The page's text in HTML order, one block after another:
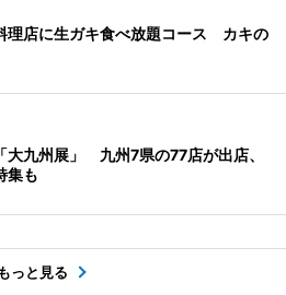
理店に生ガキ食べ放題コース カキの
大九州展」 九州7県の77店が出店、
集も
もっと見る